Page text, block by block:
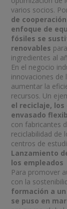
varios socios.
de
enfoque de
fósiles se
renovables
ingredientes al
En el negocio
innovaciones de
aumentar la
recursos. Un
el reciclaje,
envasado
con fabricantes
reciclabilidad de
centros de
Lanzamiento
los empleados
Para promover
con la
formación a
se puso en